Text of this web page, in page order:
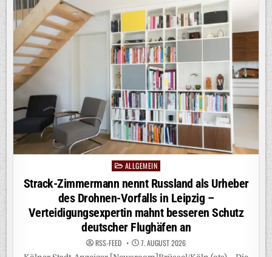
DER
STÄRKSTEN
DROGEN
AUF
DIESEM
PLANETEN“
/
LOVEPARADE-
MITGRÜNDER
DR.
MOTTE
VERURTEILT
ALKOHOLKONSUM
AUF
TECHNO-
EVENTS
PostedALLGEMEIN
Strack-Zimmermann nennt Russland als Urheber
des Drohnen-Vorfalls in Leipzig –
Verteidigungsexpertin mahnt besseren Schutz
deutscher Flughäfen an
RSS-FEED 7. AUGUST 2026